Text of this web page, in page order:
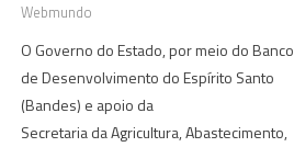
Webmundo
O Governo do Estado, por meio do Banco
de Desenvolvimento do Espírito Santo
(Bandes) e apoio da
Secretaria da Agricultura, Abastecimento,